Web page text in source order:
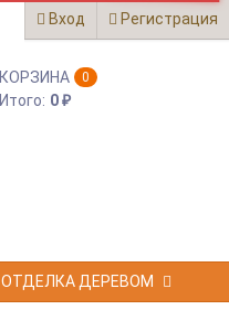
Вход Регистрация
КОРЗИНА 0
Итого: 0₽
ОТДЕЛКА ДЕРЕВОМ